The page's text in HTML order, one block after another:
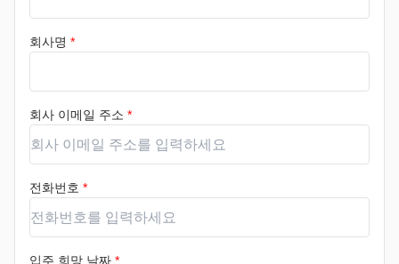
회사명 *
회사 이메일 주소 *
전화번호 *
입주 희망 날짜 *